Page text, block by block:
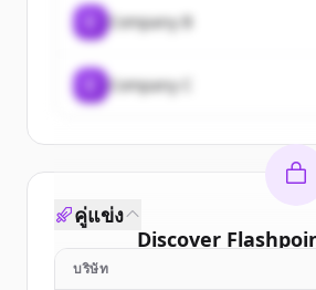
Company B
Company C
Discover
Sign up for free to view all
คู่แข่ง
บริษัท